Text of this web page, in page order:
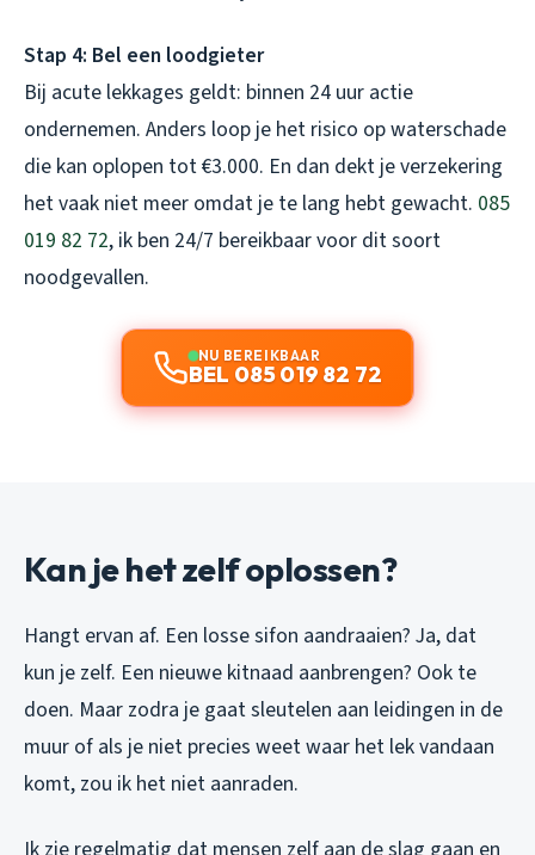
Stap 4: Bel een loodgieter
Bij acute lekkages geldt: binnen 24 uur actie
ondernemen. Anders loop je het risico op waterschade
die kan oplopen tot €3.000. En dan dekt je verzekering
het vaak niet meer omdat je te lang hebt gewacht. 085
019 82 72, ik ben 24/7 bereikbaar voor dit soort
noodgevallen.
NU BEREIKBAAR
BEL 085 019 82 72
Kan je het zelf oplossen?
Hangt ervan af. Een losse sifon aandraaien? Ja, dat
kun je zelf. Een nieuwe kitnaad aanbrengen? Ook te
doen. Maar zodra je gaat sleutelen aan leidingen in de
muur of als je niet precies weet waar het lek vandaan
komt, zou ik het niet aanraden.